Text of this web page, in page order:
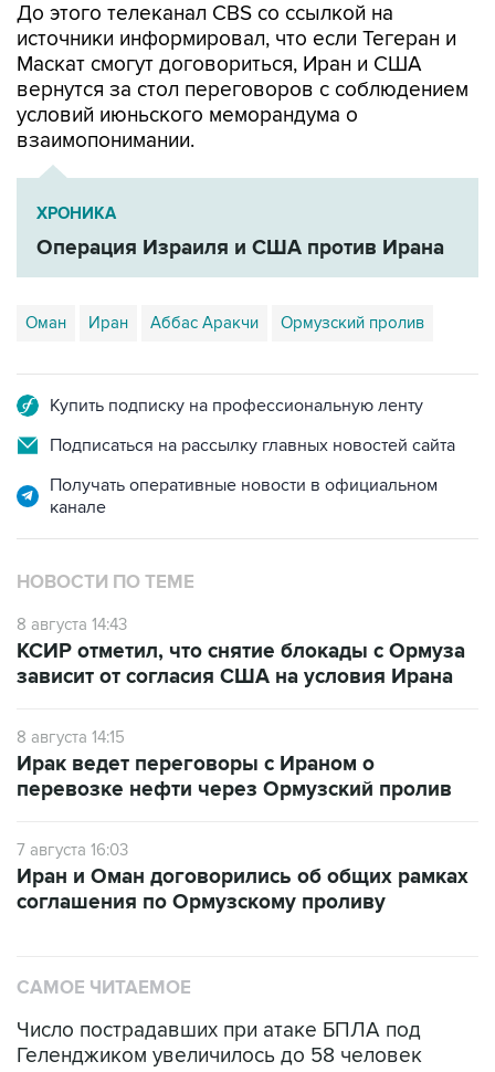
До этого телеканал CBS со ссылкой на
источники информировал, что если Тегеран и
Маскат смогут договориться, Иран и США
вернутся за стол переговоров с соблюдением
условий июньского меморандума о
взаимопонимании.
ХРОНИКА
Операция Израиля и США против Ирана
Оман Иран Аббас Аракчи Ормузский пролив
Купить подписку на профессиональную ленту
Подписаться на рассылку главных новостей сайта
Получать оперативные новости в официальном
канале
НОВОСТИ ПО ТЕМЕ
8 августа 14:43
КСИР отметил, что снятие блокады с Ормуза
зависит от согласия США на условия Ирана
8 августа 14:15
Ирак ведет переговоры с Ираном о
перевозке нефти через Ормузский пролив
7 августа 16:03
Иран и Оман договорились об общих рамках
соглашения по Ормузскому проливу
САМОЕ ЧИТАЕМОЕ
Число пострадавших при атаке БПЛА под
Геленджиком увеличилось до 58 человек